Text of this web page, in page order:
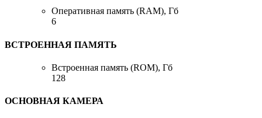
Оперативная память (RAM), Гб
6
ВСТРОЕННАЯ ПАМЯТЬ
Встроенная память (ROM), Гб
128
ОСНОВНАЯ КАМЕРА